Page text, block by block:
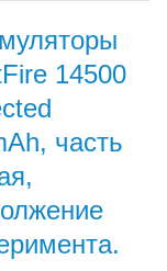
14500
часть